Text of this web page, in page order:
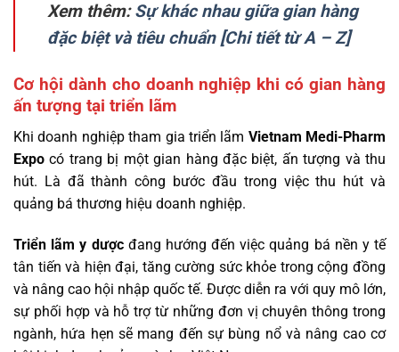
Xem thêm:Sự khác nhau giữa gian hàng
đặc biệt và tiêu chuẩn [Chi tiết từ A – Z]
Cơ hội dành cho doanh nghiệp khi có gian hàng
ấn tượng tại triển lãm
Khi doanh nghiệp tham gia triển lãm Vietnam Medi-Pharm
Expo có trang bị một gian hàng đặc biệt, ấn tượng và thu
hút. Là đã thành công bước đầu trong việc thu hút và
quảng bá thương hiệu doanh nghiệp.
Triển lãm y dượcđang hướng đến việc quảng bá nền y tế
tân tiến và hiện đại, tăng cường sức khỏe trong cộng đồng
và nâng cao hội nhập quốc tế. Được diễn ra với quy mô lớn,
sự phối hợp và hỗ trợ từ những đơn vị chuyên thông trong
ngành, hứa hẹn sẽ mang đến sự bùng nổ và nâng cao cơ